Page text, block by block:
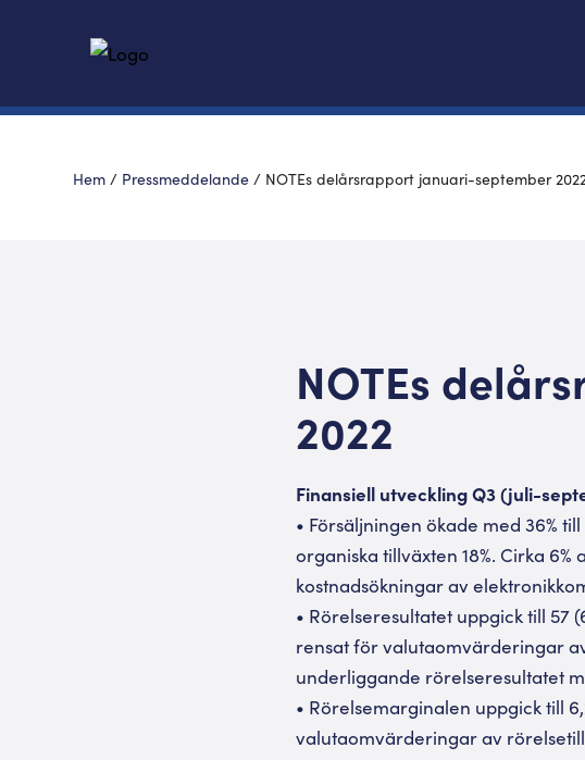
Hem / Pressmeddelande / NOTEs delårsrapport januari-september
NOTEs
2022
Finansiell utveckling Q3 (juli-
• Försäljningen ökade med 36%
organiska tillväxten 18%. Cirka
kostnadsökningar av
• Rörelseresultatet uppgick till 57
rensat för valutaomvärderingar
underliggande rörelseresultatet
• Rörelsemarginalen uppgick till
valutaomvärderingar av